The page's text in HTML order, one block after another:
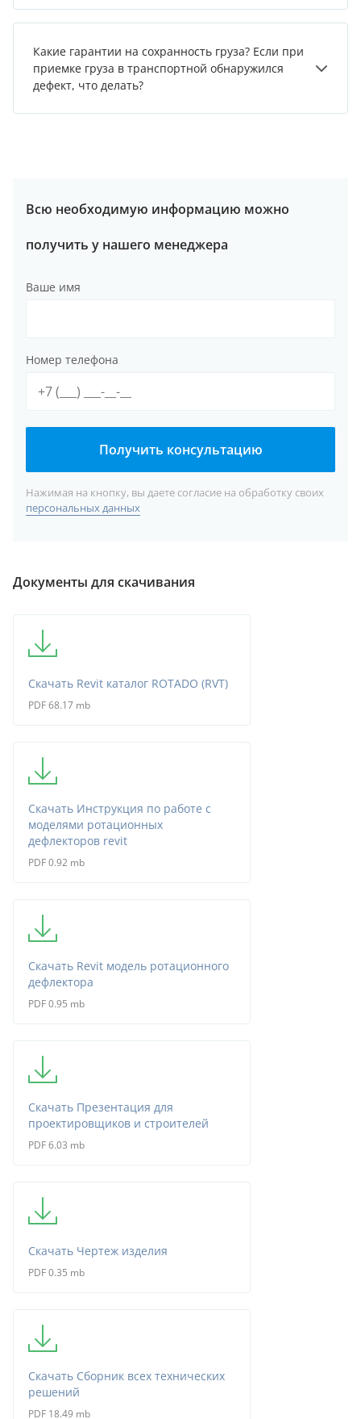
Какие гарантии на сохранность груза? Если при
приемке груза в транспортной обнаружился
дефект, что делать?
Всю необходимую информацию можно
получить у нашего менеджера
Ваше имя
Номер телефона
Получить консультацию
Нажимая на кнопку, вы даете согласие на обработку своих
персональных данных
Документы для скачивания
Скачать Revit каталог ROTADO (RVT)
PDF 68.17 mb
Скачать Инструкция по работе с
моделями ротационных
дефлекторов revit
PDF 0.92 mb
Скачать Revit модель ротационного
дефлектора
PDF 0.95 mb
Скачать Презентация для
проектировщиков и строителей
PDF 6.03 mb
Скачать Чертеж изделия
PDF 0.35 mb
Скачать Сборник всех технических
решений
PDF 18.49 mb